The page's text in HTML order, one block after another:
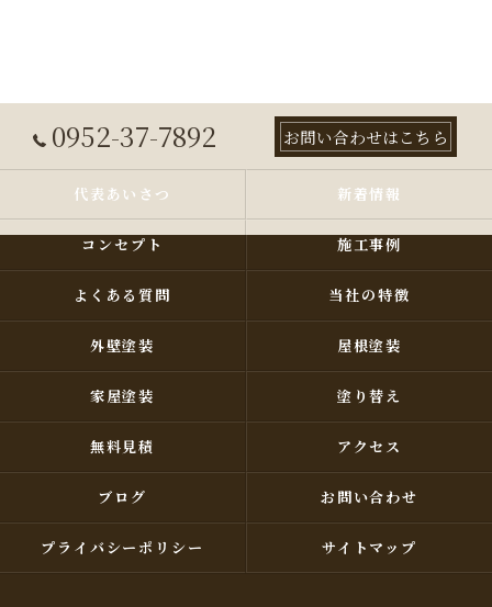
0952-37-7892 お問い合わせはこちら
代表あいさつ 新着情報
コンセプト 施工事例
よくある質問 当社の特徴
外壁塗装 屋根塗装
家屋塗装 塗り替え
無料見積 アクセス
ブログ お問い合わせ
プライバシーポリシー サイトマップ